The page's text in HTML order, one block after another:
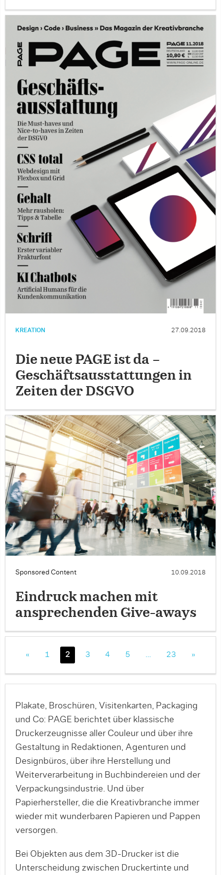
KREATION 27.09.2018
Die neue PAGE ist da –
Geschäftsausstattungen in
Zeiten der DSGVO
Sponsored Content 10.09.2018
Eindruck machen mit
ansprechenden Give-aways
« 1 2 3 4 5 23 »
Plakate, Broschüren, Visitenkarten, Packaging
und Co: PAGE berichtet über klassische
Druckerzeugnisse aller Couleur und über ihre
Gestaltung in Redaktionen, Agenturen und
Designbüros, über ihre Herstellung und
Weiterverarbeitung in Buchbindereien und der
Verpackungsindustrie. Und über
Papierhersteller, die die Kreativbranche immer
wieder mit wunderbaren Papieren und Pappen
versorgen.
Bei Objekten aus dem 3D-Drucker ist die
Unterscheidung zwischen Druckertinte und